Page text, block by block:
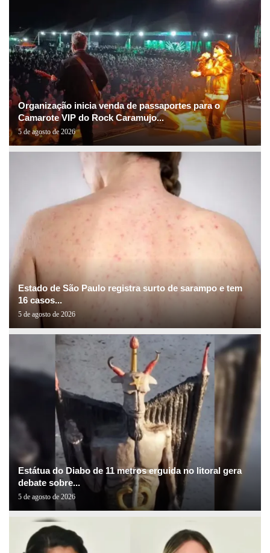
Organização inicia venda de passaportes para o
Camarote VIP do Rock Caramujo...
5 de agosto de 2026
Estado de São Paulo registra surto de sarampo e tem
16 casos...
5 de agosto de 2026
Estátua do Diabo de 11 metros erguida no litoral gera
debate sobre...
5 de agosto de 2026